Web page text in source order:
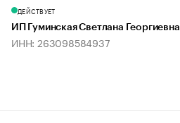
ДЕЙСТВУЕТ
ИП Гуминская Светлана Георгиевна
ИНН: 263098584937